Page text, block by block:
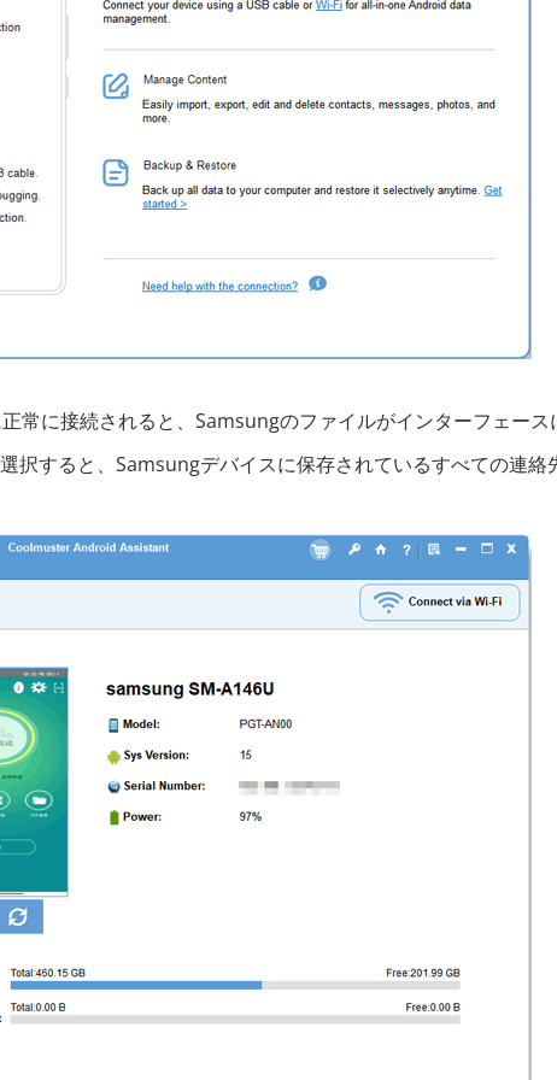
常に接続されると、Samsungのファイルがインターフェース
択すると、Samsungデバイスに保存されているすべての連絡